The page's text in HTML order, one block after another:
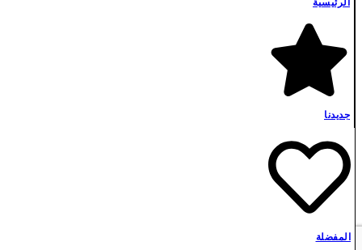
الرئيسية
جديدنا
المفضلة
المدونة
تسجيل الدخول
تواصل معنا
جميع الموارد
شروط استخدام الموارد
شروط الشراء والدفع
عربة التسوق
مفضلتي
من نحن
نسيت كلمة المرور